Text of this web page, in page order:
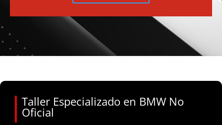
Taller Especializado en BMW No
Oficial